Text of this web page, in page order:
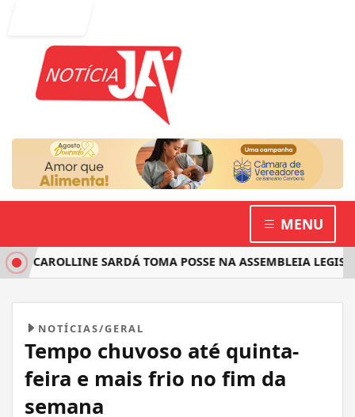
MENU
CAROLLINE SARDÁ TOMA POSSE NA ASSEMBLEIA
NOTÍCIAS/GERAL
Tempo chuvoso até quinta-
feira e mais frio no fim da
semana